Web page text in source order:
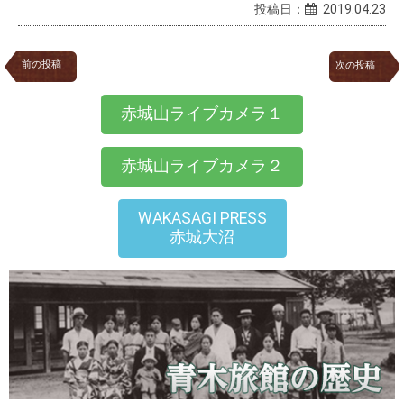
投稿日： 2019.04.23
前の投稿 次の投稿
赤城山ライブカメラ１
赤城山ライブカメラ２
WAKASAGI PRESS
赤城大沼